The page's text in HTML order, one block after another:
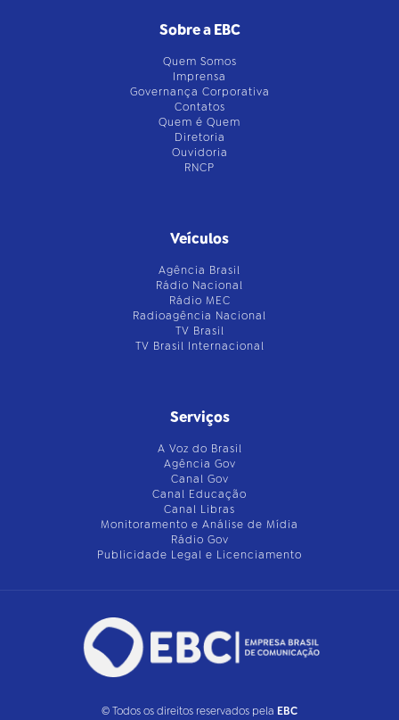
Sobre a EBC
Quem Somos
Imprensa
Governança Corporativa
Contatos
Quem é Quem
Diretoria
Ouvidoria
RNCP
Veículos
Agência Brasil
Rádio Nacional
Rádio MEC
Radioagência Nacional
TV Brasil
TV Brasil Internacional
Serviços
A Voz do Brasil
Agência Gov
Canal Gov
Canal Educação
Canal Libras
Monitoramento e Análise de Mídia
Rádio Gov
Publicidade Legal e Licenciamento
© Todos os direitos reservados pela EBC